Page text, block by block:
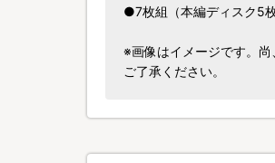
●7枚組（本編ディスク5
※画像はイメージです。
ご了承ください。